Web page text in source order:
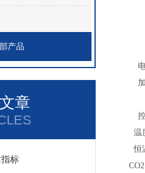
产品
章
标
温
恒
CO